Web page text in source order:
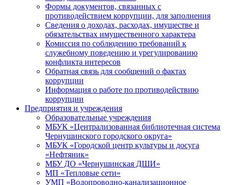
Формы документов, связанных с
противодействием коррупции, для заполнения
Сведения о доходах, расходах, имуществе и
обязательствах имущественного характера
Комиссия по соблюдению требований к
служебному поведению и урегулированию
конфликта интересов
Обратная связь для сообщений о фактах
коррупции
Информация о работе по противодействию
коррупции
Предприятия и учреждения
Образовательные учреждения
МБУК «Централизованная библиотечная система
Чернушинского городского округа»
МБУК «Городской центр культуры и досуга
«Нефтяник»
МБУ ДО «Чернушинская ДШИ»
МП «Тепловые сети»
УМП «Водопроводно-канализационное